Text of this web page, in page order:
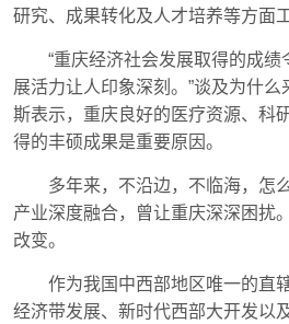
研究、成果转化及人才培养等方面工
“重庆经济社会发展取得的成
展活力让人印象深刻。”谈及为什么
斯表示，重庆良好的医疗资源、科
得的丰硕成果是重要原因。
多年来，不沿边，不临海，怎
产业深度融合，曾让重庆深深困扰
改变。
作为我国中西部地区唯一的直
经济带发展、新时代西部大开发以